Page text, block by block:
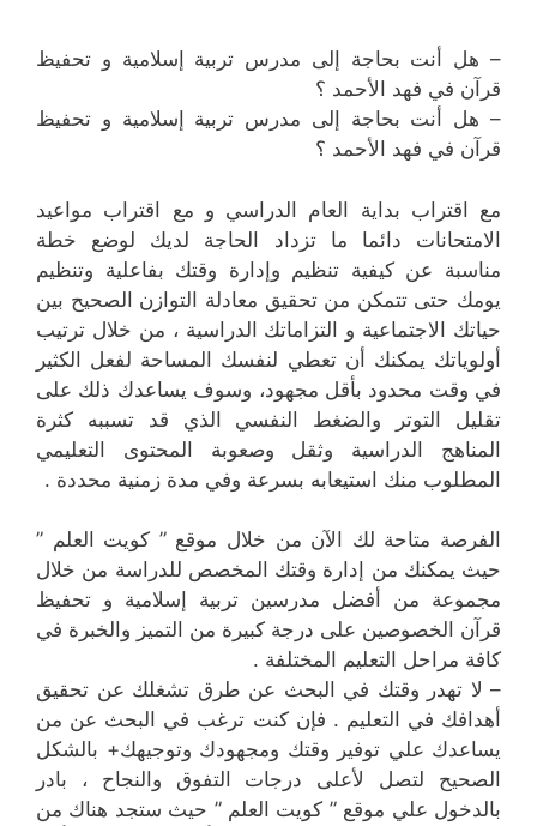
– هل أنت بحاجة إلى مدرس تربية إسلامية و تحفيظ
قرآن في فهد الأحمد ؟
– هل أنت بحاجة إلى مدرس تربية إسلامية و تحفيظ
قرآن في فهد الأحمد ؟
مع اقتراب بداية العام الدراسي و مع اقتراب مواعيد
الامتحانات دائما ما تزداد الحاجة لديك لوضع خطة
مناسبة عن كيفية تنظيم وإدارة وقتك بفاعلية وتنظيم
يومك حتى تتمكن من تحقيق معادلة التوازن الصحيح بين
حياتك الاجتماعية و التزاماتك الدراسية ، من خلال ترتيب
أولوياتك يمكنك أن تعطي لنفسك المساحة لفعل الكثير
في وقت محدود بأقل مجهود، وسوف يساعدك ذلك على
تقليل التوتر والضغط النفسي الذي قد تسببه كثرة
المناهج الدراسية وثقل وصعوبة المحتوى التعليمي
المطلوب منك استيعابه بسرعة وفي مدة زمنية محددة .
الفرصة متاحة لك الآن من خلال موقع ” كويت العلم ”
حيث يمكنك من إدارة وقتك المخصص للدراسة من خلال
مجموعة من أفضل مدرسين تربية إسلامية و تحفيظ
قرآن الخصوصين على درجة كبيرة من التميز والخبرة في
كافة مراحل التعليم المختلفة .
– لا تهدر وقتك في البحث عن طرق تشغلك عن تحقيق
أهدافك في التعليم . فإن كنت ترغب في البحث عن من
يساعدك علي توفير وقتك ومجهودك وتوجيهك+ بالشكل
الصحيح لتصل لأعلى درجات التفوق والنجاح ، بادر
بالدخول علي موقع ” كويت العلم ” حيث ستجد هناك من